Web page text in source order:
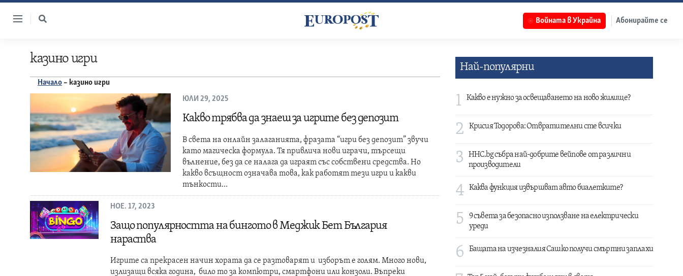
Skip
Войната в Украйна Абонирайте се
казино игри
Начало – казино игри
ЮЛИ 29, 2025
Какво трябва да знаеш за игрите без депозит
В света на онлайн залаганията, фразата “игри без депозит” звучи
като магическа формула. Тя привлича нови играчи, търсещи
вълнение, без да се налага да играят със собствени средства. Но
какво всъщност означава това, как работят тези игри и какви
тънкости…
НОЕ. 17, 2023
Защо популярността на бингото в Меджик Бет България
нараства
Игрите са прекрасен начин хората да се разтоварят и изборът е голям. Много нови,
излизащи всяка година, било то за компютри, смартфони или конзоли. Въпреки
Най-популярни
1 Какво е нужно за освещаването на ново жилище?
2 Крисия Тодорова: Отвратителни сте всички
3
HHC.bg събра най-добрите вейпове от различни
производители
4 Каква функция извършват авто биалетките?
5
9 съвета за безопасно използване на електрически
уреди
6 Бащата на изчезналия Сашко получи смъртни заплахи